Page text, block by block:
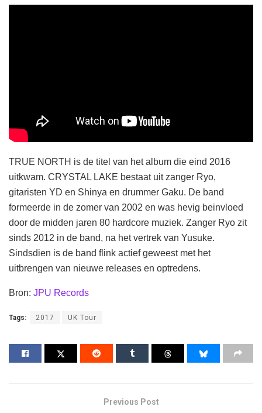
TRUE NORTH is de titel van het album die eind 2016
uitkwam. CRYSTAL LAKE bestaat uit zanger Ryo,
gitaristen YD en Shinya en drummer Gaku. De band
formeerde in de zomer van 2002 en was hevig beinvloed
door de midden jaren 80 hardcore muziek. Zanger Ryo zit
sinds 2012 in de band, na het vertrek van Yusuke.
Sindsdien is de band flink actief geweest met het
uitbrengen van nieuwe releases en optredens.
Bron: JPU Records
Tags: 2017 UK Tour
Previous Post